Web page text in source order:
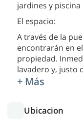
jardines y
El espacio:
A través de la
encontrarán en
propiedad.
lavadero y, justo
+ Más
Ubicacion